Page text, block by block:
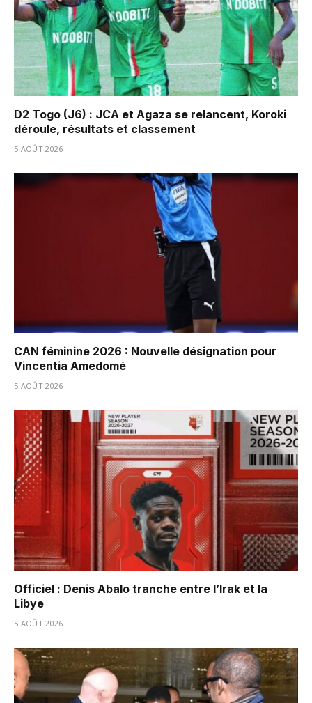
D2 Togo (J6) : JCA et Agaza se relancent, Koroki
déroule, résultats et classement
5 AOÛT 2026
CAN féminine 2026 : Nouvelle désignation pour
Vincentia Amedomé
5 AOÛT 2026
Officiel : Denis Abalo tranche entre l’Irak et la
Libye
5 AOÛT 2026